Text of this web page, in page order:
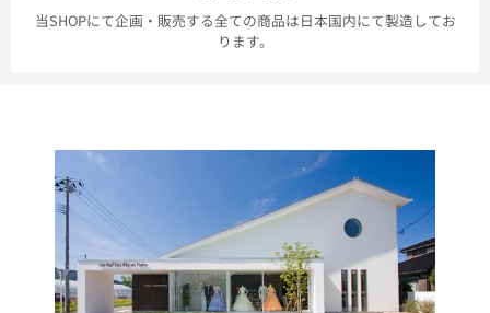
当SHOPにて企画・販売する全ての商品は日本国内にて製造してお
ります。